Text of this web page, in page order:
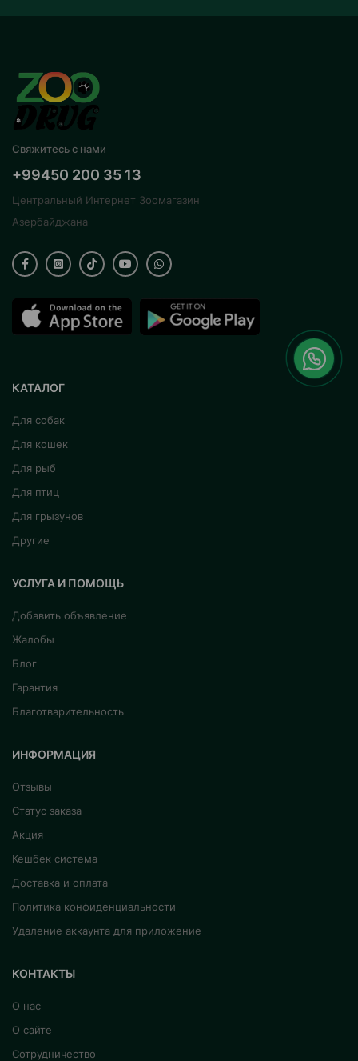
Свяжитесь с нами
+99450 200 35 13
Центральный Интернет Зоомагазин
Азербайджана
КАТАЛОГ
Для собак
Для кошек
Для рыб
Для птиц
Для грызунов
Другие
УСЛУГА И ПОМОЩЬ
Добавить объявление
Жалобы
Блог
Гарантия
Благотварительность
ИНФОРМАЦИЯ
Отзывы
Статус заказа
Акция
Кешбек система
Доставка и оплата
Политика конфиденциальности
Удаление аккаунта для приложение
КОНТАКТЫ
О нас
О сайте
Сотрудничество